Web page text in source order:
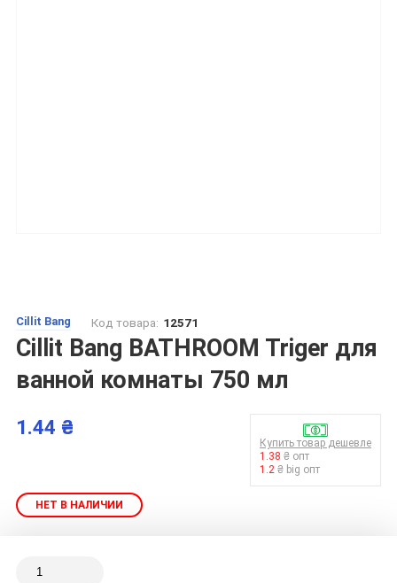
Cillit Bang Код товара: 12571
Cillit Bаng BATHROOM Triger для
ванной комнаты 750 мл
1.44 ₴
Купить товар дешевле
1.38 ₴ опт
1.2 ₴ big опт
НЕТ В НАЛИЧИИ